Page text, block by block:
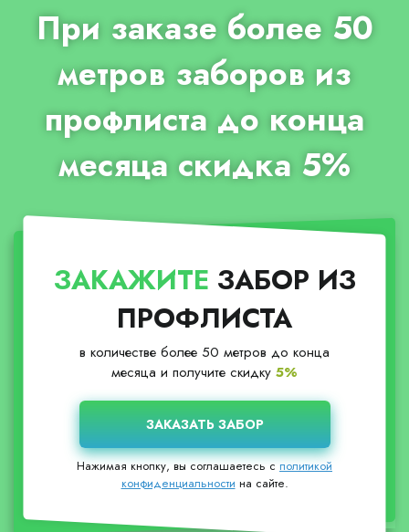
При заказе более 50
метров заборов из
профлиста до конца
месяца скидка 5%
ЗАКАЖИТЕ ЗАБОР ИЗ
ПРОФЛИСТА
в количестве более 50 метров до конца
месяца и получите скидку 5%
Нажимая кнопку, вы соглашаетесь сполитикой
конфиденциальности на сайте.